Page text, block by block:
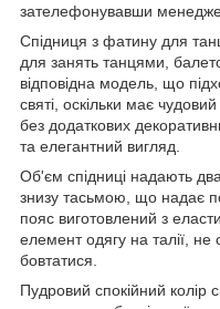
зателефонувавши
Спідниця з фатину для
для занять танцями,
відповідна модель, що
святі, оскільки має
без додаткових
та елегантний вигляд.
Об'єм спідниці надають
знизу тасьмою, що надає
пояс виготовлений з
елемент одягу на талії, не
бовтатися.
Пудровий спокійний колір